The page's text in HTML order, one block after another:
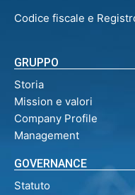
Codice fiscale e
GRUPPO
Storia
Mission e valori
Company Profile
Management
GOVERNANCE
Statuto